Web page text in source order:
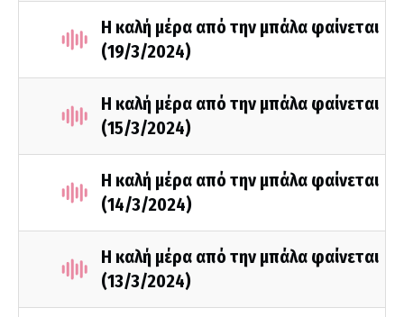
Η καλή μέρα από την μπάλα φαίνεται
(19/3/2024)
Η καλή μέρα από την μπάλα φαίνεται
(15/3/2024)
Η καλή μέρα από την μπάλα φαίνεται
(14/3/2024)
Η καλή μέρα από την μπάλα φαίνεται
(13/3/2024)